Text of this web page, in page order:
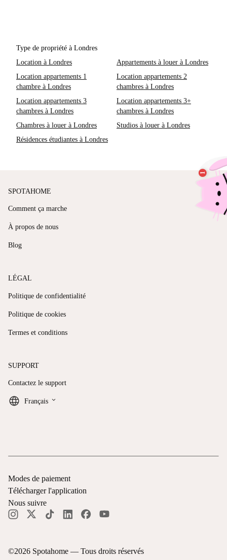
Type de propriété à Londres
Location à Londres
Appartements à louer à Londres
Location appartements 1
chambre à Londres
Location appartements 2
chambres à Londres
Location appartements 3
chambres à Londres
Location appartements 3+
chambres à Londres
Chambres à louer à Londres
Studios à louer à Londres
Résidences étudiantes à Londres
SPOTAHOME
Comment ça marche
À propos de nous
Blog
LÉGAL
Politique de confidentialité
Politique de cookies
Termes et conditions
SUPPORT
Contactez le support
Français keyboard_arrow_down
©2026 Spotahome — Tous droits réservés
Modes de paiement
Télécharger l'application
Nous suivre